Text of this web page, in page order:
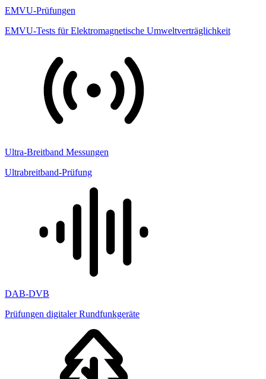
EMVU-Prüfungen
EMVU-Tests für Elektromagnetische Umweltverträglichkeit
Ultra-Breitband Messungen
Ultrabreitband-Prüfung
DAB-DVB
Prüfungen digitaler Rundfunkgeräte